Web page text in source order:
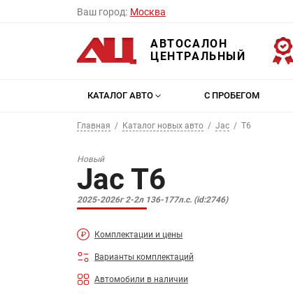
Ваш город: Москва
АВТОСАЛОН
ЦЕНТРАЛЬНЫЙ
КАТАЛОГ АВТО С ПРОБЕГОМ
Главная Каталог новых авто Jac T6
Новый
Jac T6
2025-2026г 2-2л 136-177л.с. (id:2746)
Комплектации и цены
Варианты комплектаций
Автомобили в наличии